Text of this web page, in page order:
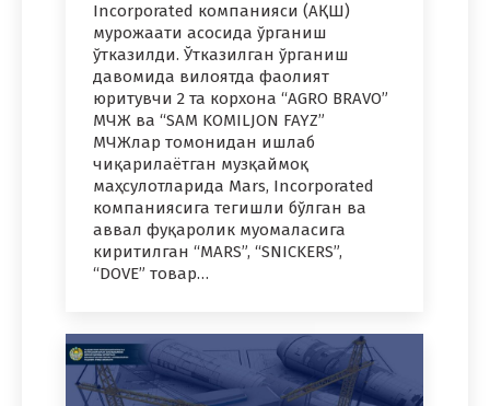
Incorporated компанияси (АҚШ)
мурожаати асосида ўрганиш
ўтказилди. Ўтказилган ўрганиш
давомида вилоятда фаолият
юритувчи 2 та корхона “AGRO BRAVO”
МЧЖ ва “SAM KOMILJON FAYZ”
МЧЖлар томонидан ишлаб
чиқарилаётган музқаймоқ
маҳсулотларида Mars, Incorporated
компаниясига тегишли бўлган ва
аввал фуқаролик муомаласига
киритилган “MARS”, “SNICKERS”,
“DOVE” товар…